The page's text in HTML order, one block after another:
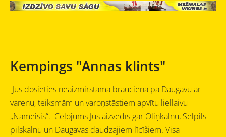
Kempings "Annas klints"
Jūs dosieties neaizmirstamā braucienā pa Daugavu ar
varenu, teiksmām un varoņstāstiem apvītu liellaivu
„Nameisis“. Ceļojums Jūs aizvedīs gar Oliņkalnu, Sēlpils
pilskalnu un Daugavas daudzajiem līcīšiem. Visa